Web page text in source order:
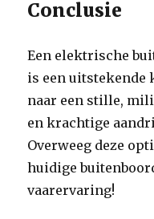
Conclusie
Een elektrische
is een uitstekende
naar een stille,
en krachtige
Overweeg deze
huidige
vaarervaring!